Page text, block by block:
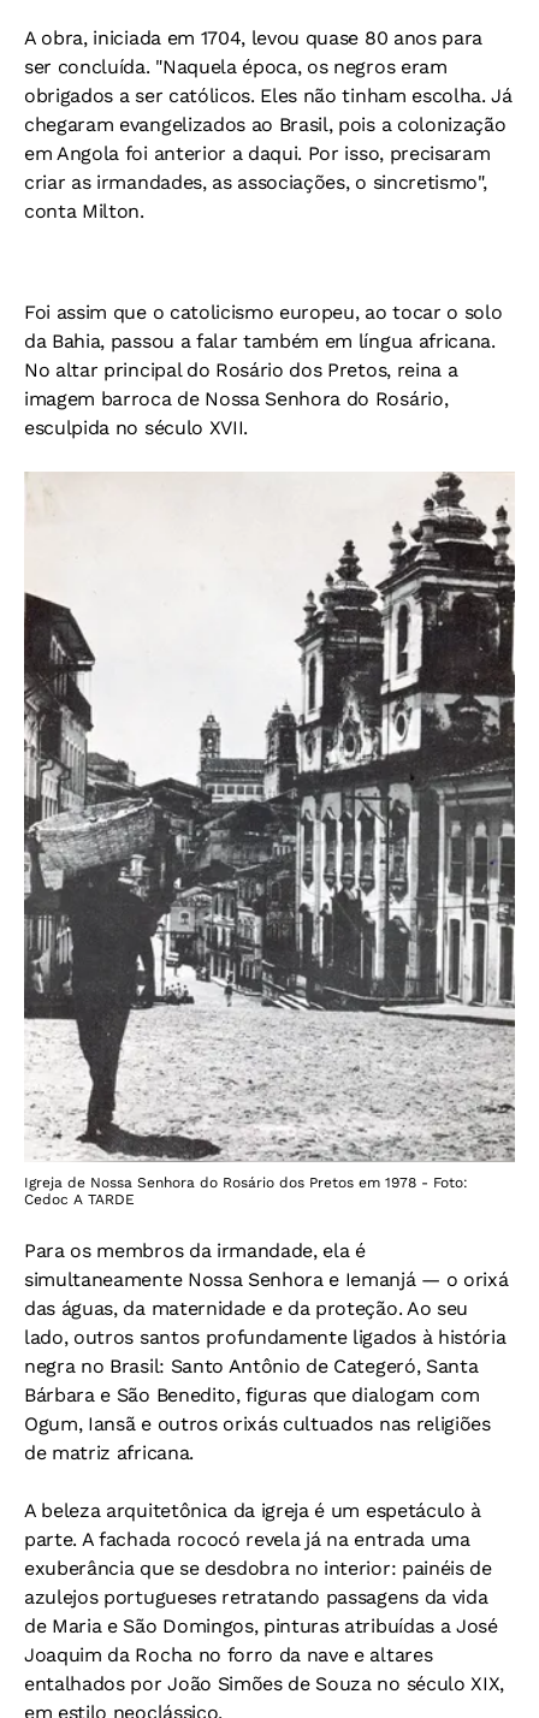
A obra, iniciada em 1704, levou quase 80 anos para
ser concluída. "Naquela época, os negros eram
obrigados a ser católicos. Eles não tinham escolha. Já
chegaram evangelizados ao Brasil, pois a colonização
em Angola foi anterior a daqui. Por isso, precisaram
criar as irmandades, as associações, o sincretismo",
conta Milton.
Foi assim que o catolicismo europeu, ao tocar o solo
da Bahia, passou a falar também em língua africana.
No altar principal do Rosário dos Pretos, reina a
imagem barroca de Nossa Senhora do Rosário,
esculpida no século XVII.
Igreja de Nossa Senhora do Rosário dos Pretos em 1978 - Foto:
Cedoc A TARDE
Para os membros da irmandade, ela é
simultaneamente Nossa Senhora e Iemanjá — o orixá
das águas, da maternidade e da proteção. Ao seu
lado, outros santos profundamente ligados à história
negra no Brasil: Santo Antônio de Categeró, Santa
Bárbara e São Benedito, figuras que dialogam com
Ogum, Iansã e outros orixás cultuados nas religiões
de matriz africana.
A beleza arquitetônica da igreja é um espetáculo à
parte. A fachada rococó revela já na entrada uma
exuberância que se desdobra no interior: painéis de
azulejos portugueses retratando passagens da vida
de Maria e São Domingos, pinturas atribuídas a José
Joaquim da Rocha no forro da nave e altares
entalhados por João Simões de Souza no século XIX,
em estilo neoclássico.